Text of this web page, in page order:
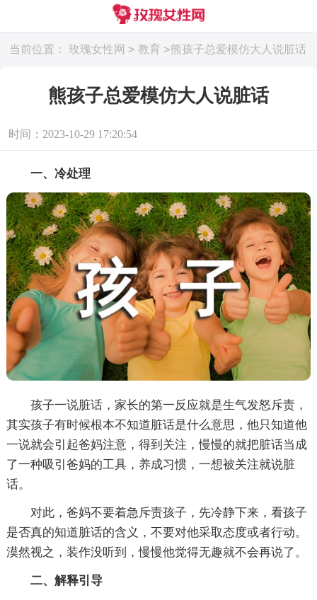
当前位置： 玫瑰女性网 > 教育 >熊孩子总爱模仿大人说脏话
熊孩子总爱模仿大人说脏话
时间：2023-10-29 17:20:54
一、冷处理
孩子一说脏话，家长的第一反应就是生气发怒斥责，
其实孩子有时候根本不知道脏话是什么意思，他只知道他
一说就会引起爸妈注意，得到关注，慢慢的就把脏话当成
了一种吸引爸妈的工具，养成习惯，一想被关注就说脏
话。
对此，爸妈不要着急斥责孩子，先冷静下来，看孩子
是否真的知道脏话的含义，不要对他采取态度或者行动。
漠然视之，装作没听到，慢慢他觉得无趣就不会再说了。
二、解释引导